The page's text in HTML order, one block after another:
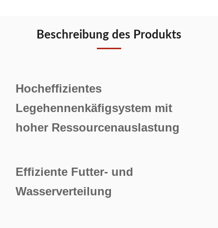
Beschreibung des Produkts
Hocheffizientes
Legehennenkäfigsystem mit
hoher Ressourcenauslastung
Effiziente Futter- und
Wasserverteilung